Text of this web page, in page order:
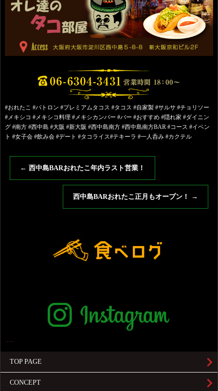
#おれたこ #パトロン #プレミアムタコス #タコス #自家製 #サルサ #チョリソー
#メキシコ #メキシコ料理 #メキシカンバー #バー #おすすめ #隠れ家 #ダイニン
グ #南方 #西中島 #大阪 #新大阪 #西中島南方 #西中島南方BAR #コース #イベン
ト #女子会 #飲み会 #デート #タコライス#テキーラ #一人呑み #カクテル
← 西中島BARおれたこ年内ラスト営業！
西中島BARおれたこ正月もオープン！ →
TOP PAGE
CONCEPT